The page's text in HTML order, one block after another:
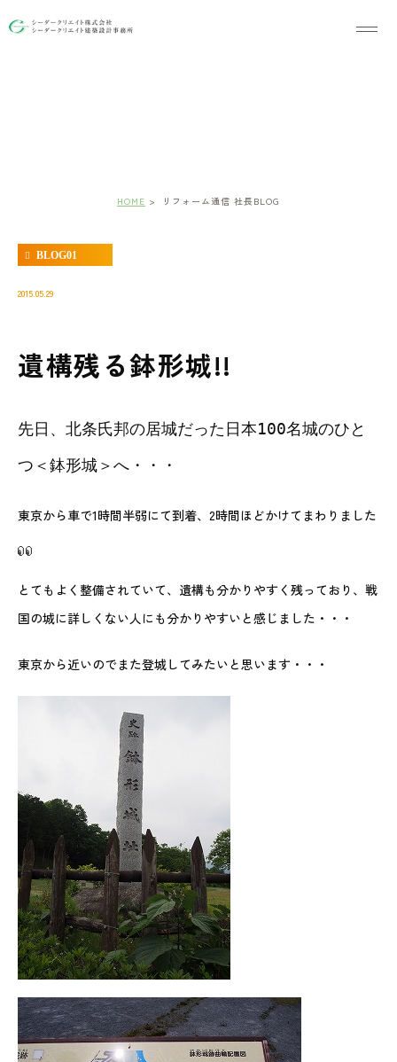
HOME リフォーム通信 社長BLOG
BLOG01
2015.05.29
遺構残る鉢形城!!
先日、北条氏邦の居城だった日本100名城のひと
つ＜鉢形城＞へ・・・
東京から車で1時間半弱にて到着、2時間ほどかけてまわりました
とてもよく整備されていて、遺構も分かりやすく残っており、戦
国の城に詳しくない人にも分かりやすいと感じました・・・
東京から近いのでまた登城してみたいと思います・・・